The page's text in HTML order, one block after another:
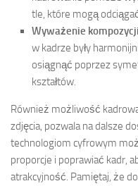
tle, które mogą
Wyważenie
w kadrze były
osiągnąć poprzez
kształtów.
Również możliwość
zdjęcia, pozwala na dalsze
technologiom cyfrowym
proporcje i poprawiać kadr,
atrakcyjność. Pamiętaj, że